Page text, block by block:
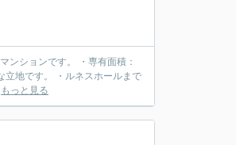
ンションです。 ・専有面積：
立地です。 ・ルネスホールまで
もっと見る